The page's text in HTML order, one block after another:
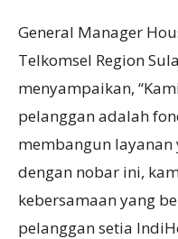
General Manager
Telkomsel Region
menyampaikan,
pelanggan adalah
membangun layanan
dengan nobar ini,
kebersamaan yang
pelanggan setia